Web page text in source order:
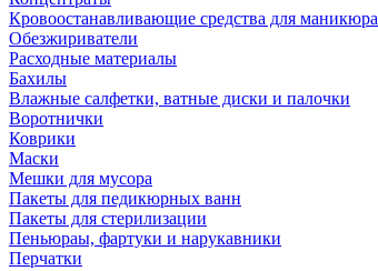
Кровоостанавливающие средства для маникюра
Обезжириватели
Расходные материалы
Бахилы
Влажные салфетки, ватные диски и палочки
Воротнички
Коврики
Маски
Мешки для мусора
Пакеты для педикюрных ванн
Пакеты для стерилизации
Пеньюраы, фартуки и нарукавники
Перчатки